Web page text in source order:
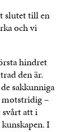
slutet till en
och vi
hindret
den är.
sakkunniga
motstridig –
att i
I